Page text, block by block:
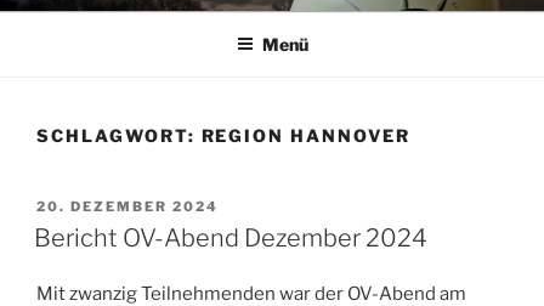
Menü
SCHLAGWORT: REGION HANNOVER
VERÖFFENTLICHT
AM
20. DEZEMBER 2024
Bericht OV-Abend Dezember 2024
Mit zwanzig Teilnehmenden war der OV-Abend am